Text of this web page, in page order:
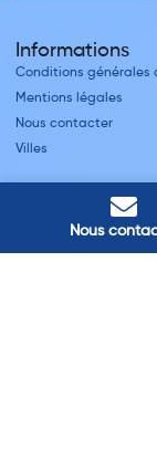
Nous
Informations
Conditions générales
Mentions légales
Nous contacter
Villes
Nos adresses
Louviers